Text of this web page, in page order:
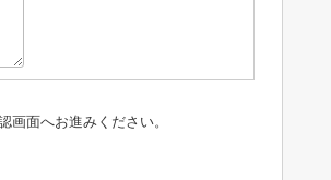
面へお進みください。